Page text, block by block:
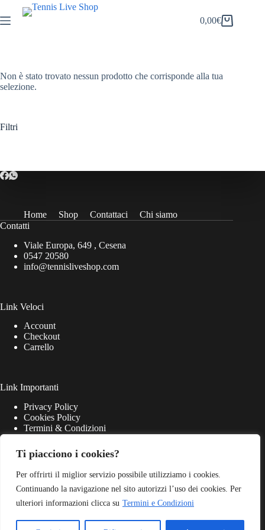
Ti piacciono i cookies?
Per offrirti il miglior servizio possibile utilizziamo i cookies.
Continuando la navigazione nel sito autorizzi l’uso dei cookies. Per
ulteriori informazioni clicca su Termini e Condizioni
al
contenuto
Carrello
0,00€
Non è stato trovato nessun prodotto che corrisponde alla tua
selezione.
Filtri
Home Shop Contattaci
Chi siamo
Contatti
Viale Europa, 649 , Cesena
0547 20580
info@tennisliveshop.com
Link Veloci
Account
Checkout
Carrello
Link Importanti
Privacy Policy
Cookies Policy
Termini & Condizioni